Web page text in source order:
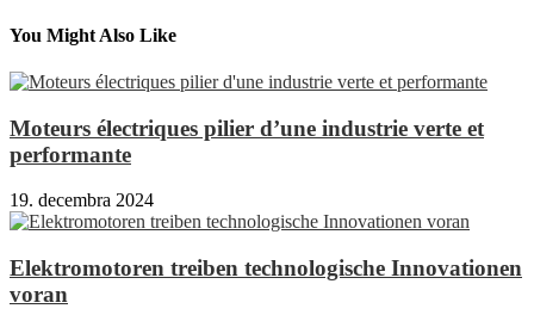
You Might Also Like
Moteurs électriques pilier d’une industrie verte et
performante
19. decembra 2024
Elektromotoren treiben technologische Innovationen
voran